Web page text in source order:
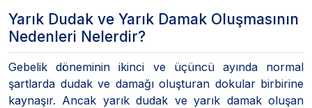
Yarık Dudak ve Yarık Damak Oluşmasının
Nedenleri Nelerdir?
Gebelik döneminin ikinci ve üçüncü ayında normal
şartlarda dudak ve damağı oluşturan dokular birbirine
kaynaşır. Ancak yarık dudak ve yarık damak oluşan